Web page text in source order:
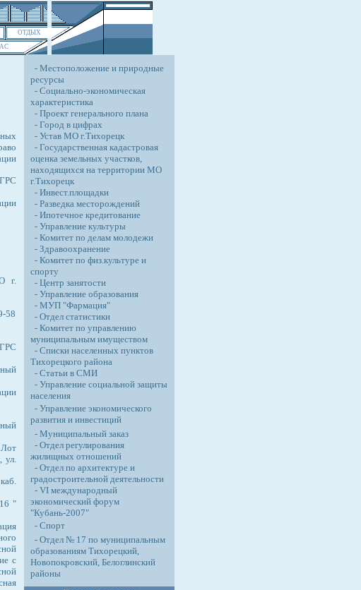
ОТДЫХ
г.
58
Лот
"
с
- Местоположение и природные
ресурсы
- Социально-экономическая
характеристика
- Проект генерального плана
- Город в цифрах
- Устав МО г.Тихорецк
- Государственная кадастровая
оценка земельных участков,
находящихся на территории МО
г.Тихорецк
- Инвест.площадки
- Разведка месторождений
- Ипотечное кредитование
- Управление культуры
- Комитет по делам молодежи
- Здравоохранение
- Комитет по физ.культуре и
спорту
- Центр занятости
- Управление образования
- МУП "Фармация"
- Отдел статистики
- Комитет по управлению
муниципальным имуществом
- Списки населенных пунктов
Тихорецкого района
- Статьи в СМИ
- Управление социальной защиты
населения
- Управление экономического
развития и инвестиций
- Муниципальный заказ
- Отдел регулирования
жилищных отношений
- Отдел по архитектуре и
градостроительной деятельности
- VI международный
экономический форум
"Кубань-2007"
- Спорт
- Отдел № 17 по муниципальным
образованиям Тихорецкий,
Новопокровский, Белоглинский
районы